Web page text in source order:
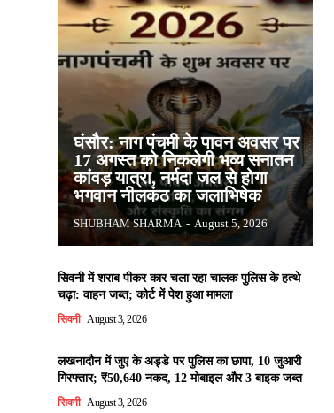
घंसौर: नाग पंचमी के पावन अवसर पर
17 अगस्त को निकलेगी भव्य सनातन
कांवड़ यात्रा, नर्मदा जल से होगा
भगवान नीलकंठ का जलाभिषेक
SHUBHAM SHARMA - August 5, 2026
सिवनी में शराब पीकर कार चला रहा चालक पुलिस के हत्थे
चढ़ा: वाहन जब्त; कोर्ट में पेश हुआ मामला
सिवनी August 3, 2026
लखनादौन में जुए के अड्डे पर पुलिस का छापा, 10 जुआरी
गिरफ्तार; ₹50,640 नकद, 12 मोबाइल और 3 बाइक जब्त
सिवनी August 3, 2026